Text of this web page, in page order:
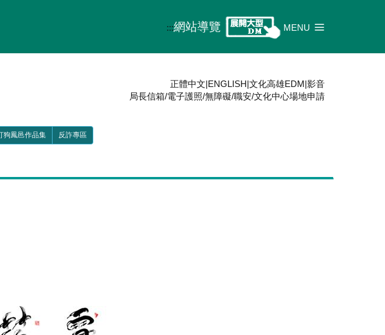
:::網站導覽 MENU
正體中文|ENGLISH|文化高雄EDM|影音
局長信箱/電子護照/無障礙/職安/文化中心場地申請
狗鳳邑作品集 反詐專區